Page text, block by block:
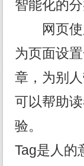
智能化的分
网页使
为页面设
章，为别
可以帮助
验。
Tag是人的